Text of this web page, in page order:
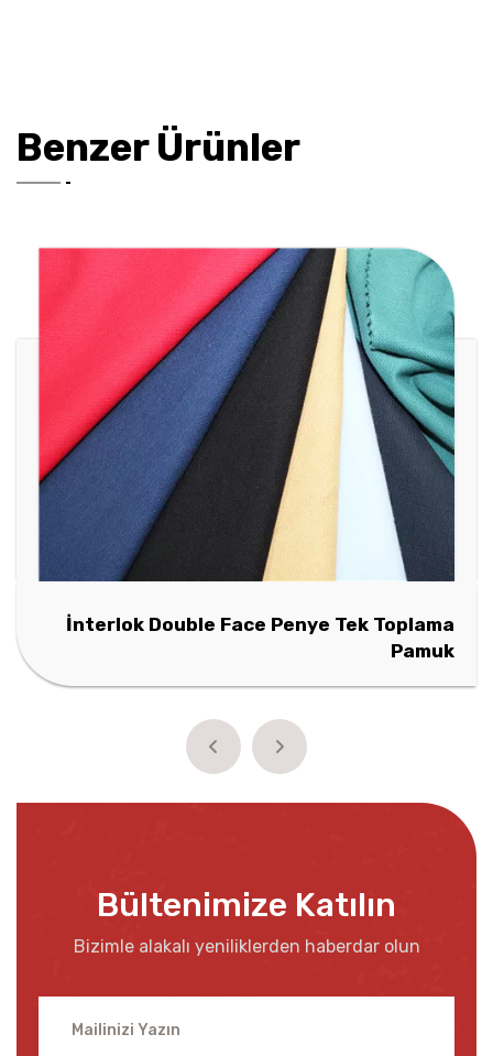
Benzer Ürünler
İnterlok Double Face Penye Tek Toplama
Pamuk
Bültenimize Katılın
Bizimle alakalı yeniliklerden haberdar olun